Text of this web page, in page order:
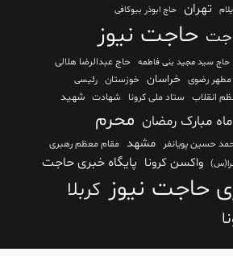
تهران حاج ابوذر بیوکافی
حاجت نیوز
حاج سید مجید بنی فاطمه
حاج عبدالرضا هلالی
رضوی خراسان خوزستان رئیسی
انقلاب ستاد ملی کرونا شهادت شهید
ماه مبارک رمضان محرم
حسین پویانفر مشهد مقام معظم رهبری
واکسن کرونا پایگاه خبری حاجت
حاجت نیوز کربلا